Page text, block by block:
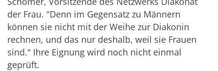
der Frau. "Denn im Gegensatz zu Männern
können sie nicht mit der Weihe zur Diakonin
rechnen, und das nur deshalb, weil sie Frauen
sind." Ihre Eignung wird noch nicht einmal
geprüft.